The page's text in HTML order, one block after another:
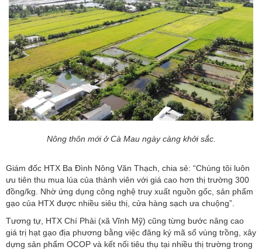
Nông thôn mới ở Cà Mau ngày càng khởi sắc.
Giám đốc HTX Ba Đình Nông Văn Thạch, chia sẻ: “Chúng tôi luôn
ưu tiên thu mua lúa của thành viên với giá cao hơn thị trường 300
đồng/kg. Nhờ ứng dụng công nghệ truy xuất nguồn gốc, sản phẩm
gạo của HTX được nhiều siêu thị, cửa hàng sạch ưa chuộng”.
Tương tự, HTX Chí Phải (xã Vĩnh Mỹ) cũng từng bước nâng cao
giá trị hạt gạo địa phương bằng việc đăng ký mã số vùng trồng, xây
dựng sản phẩm OCOP và kết nối tiêu thụ tại nhiều thị trường trong